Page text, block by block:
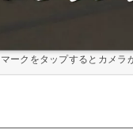
マークをタップするとカメラ